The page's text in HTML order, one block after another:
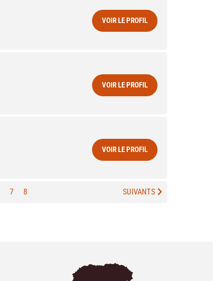
VOIR LE PROFIL
VOIR LE PROFIL
VOIR LE PROFIL
7 8 SUIVANTS